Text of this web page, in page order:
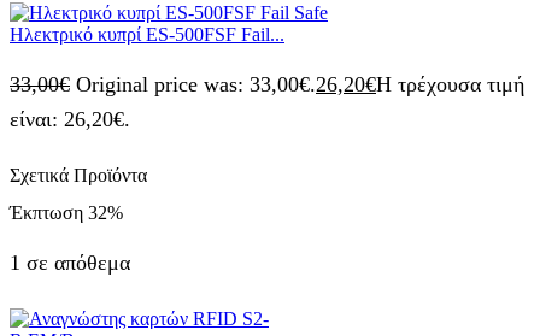
Ηλεκτρικό κυπρί ES-500FSF Fail...
33,00€ Original price was: 33,00€.26,20€Η τρέχουσα τιμή
είναι: 26,20€.
Σχετικά Προϊόντα
Έκπτωση 32%
1 σε απόθεμα